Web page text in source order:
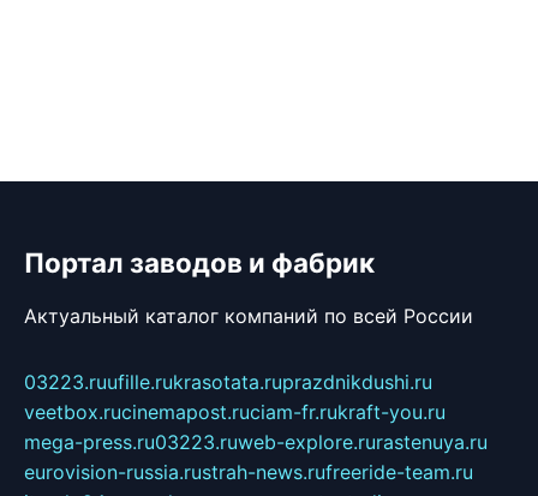
Портал заводов и фабрик
Актуальный каталог компаний по всей России
03223.ruufille.rukrasotata.ruprazdnikdushi.ru
veetbox.rucinemapost.ruciam-fr.rukraft-you.ru
mega-press.ru03223.ruweb-explore.rurastenuya.ru
eurovision-russia.rustrah-news.rufreeride-team.ru